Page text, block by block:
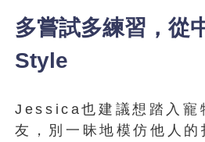
多嘗試多練習，從
Style
Jessica也建議想踏入寵
友，別一昧地模仿他人的